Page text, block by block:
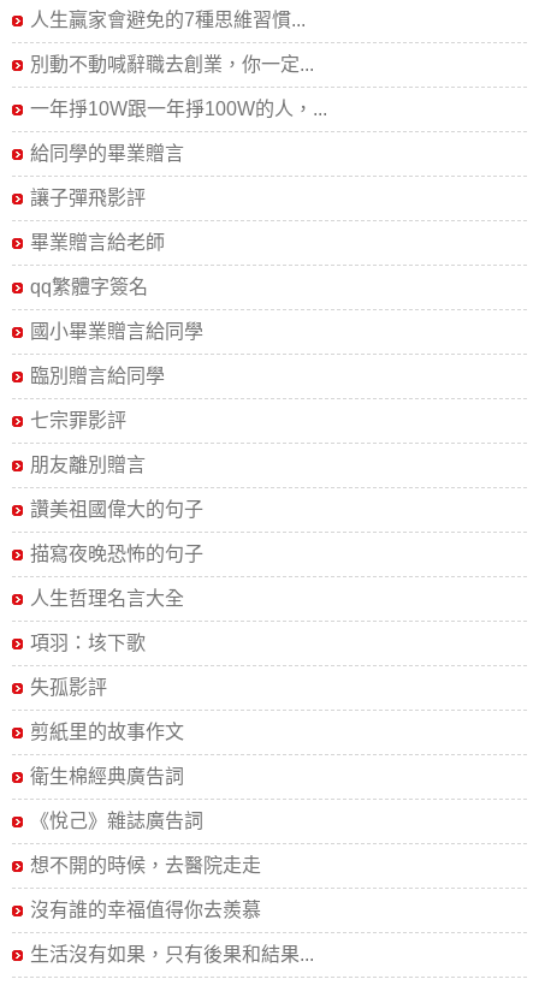
人生贏家會避免的7種思維習慣...
別動不動喊辭職去創業，你一定...
一年掙10W跟一年掙100W的人，...
給同學的畢業贈言
讓子彈飛影評
畢業贈言給老師
qq繁體字簽名
國小畢業贈言給同學
臨別贈言給同學
七宗罪影評
朋友離別贈言
讚美祖國偉大的句子
描寫夜晚恐怖的句子
人生哲理名言大全
項羽：垓下歌
失孤影評
剪紙里的故事作文
衛生棉經典廣告詞
《悅己》雜誌廣告詞
想不開的時候，去醫院走走
沒有誰的幸福值得你去羨慕
生活沒有如果，只有後果和結果...